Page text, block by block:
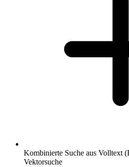
Kombinierte Suche aus Volltext
Vektorsuche